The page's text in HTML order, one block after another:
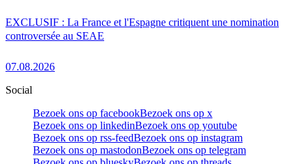
EXCLUSIF : La France et l'Espagne critiquent une nomination
controversée au SEAE
07.08.2026
Social
Bezoek ons op facebookBezoek ons op x
Bezoek ons op linkedinBezoek ons op youtube
Bezoek ons op rss-feedBezoek ons op instagram
Bezoek ons op mastodonBezoek ons op telegram